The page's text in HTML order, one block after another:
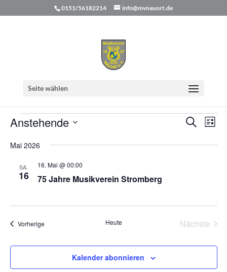
0151/56182214 info@mvnauort.de
Seite wählen
Veranstaltungen
und
Suche
Liste
Anstehende
wählen.
Mai 2026
SA.
16 75 Jahre Musikverein Stromberg
16. Mai @ 00:00
VorherigeVeranstaltungen Heute
Nächste
Kalender abonnieren